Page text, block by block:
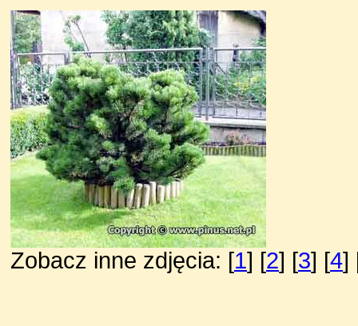
Zobacz inne zdjęcia: [1] [2] [3] [4]